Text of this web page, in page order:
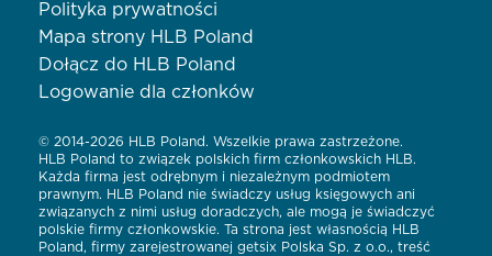
Polityka prywatności
Mapa strony HLB Poland
Dołącz do HLB Poland
Logowanie dla członków
© 2014-2026 HLB Poland. Wszelkie prawa zastrzeżone.
HLB Poland to związek polskich firm członkowskich HLB.
Każda firma jest odrębnym i niezależnym podmiotem
prawnym. HLB Poland nie świadczy usług księgowych ani
związanych z nimi usług doradczych, ale mogą je świadczyć
polskie firmy członkowskie. Ta strona jest własnością HLB
Poland, firmy zarejestrowanej getsix Polska Sp. z o.o., treść